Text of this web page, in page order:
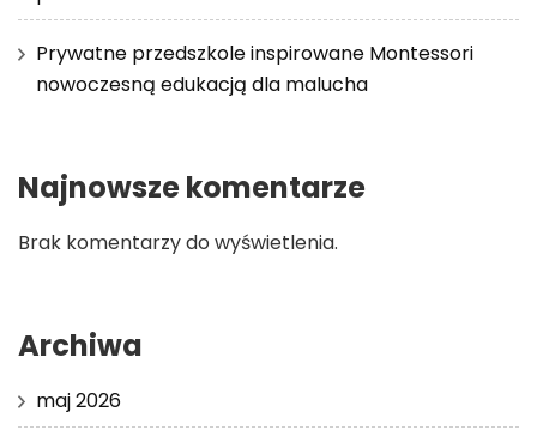
Prywatne przedszkole inspirowane Montessori
nowoczesną edukacją dla malucha
Najnowsze komentarze
Brak komentarzy do wyświetlenia.
Archiwa
maj 2026